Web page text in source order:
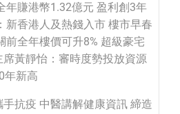
年賺港幣1.32億元 盈利創3年
新香港人及熱錢入市 樓市早春
前全年樓價可升8% 超級豪宅
席黃靜怡：審時度勢投放資源
年新高
抗疫 中醫講解健康資訊 締造